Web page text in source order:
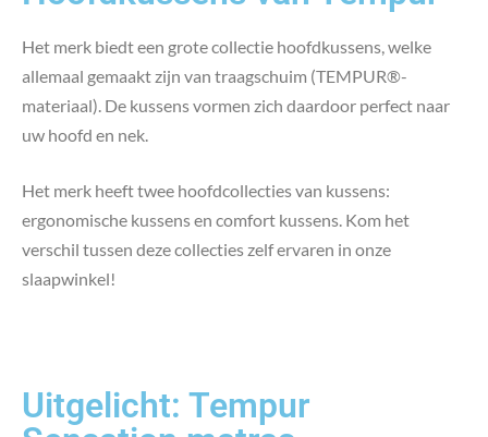
Het merk biedt een grote collectie hoofdkussens, welke
allemaal gemaakt zijn van traagschuim (TEMPUR®-
materiaal). De kussens vormen zich daardoor perfect naar
uw hoofd en nek.
Het merk heeft twee hoofdcollecties van kussens:
ergonomische kussens en comfort kussens. Kom het
verschil tussen deze collecties zelf ervaren in onze
slaapwinkel!
Uitgelicht: Tempur